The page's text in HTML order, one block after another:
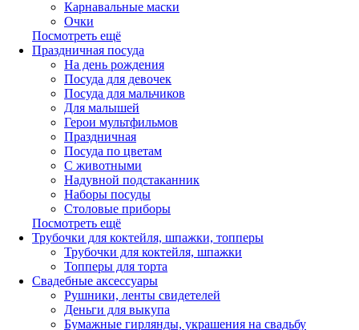
Карнавальные маски
Очки
Посмотреть ещё
Праздничная посуда
На день рождения
Посуда для девочек
Посуда для мальчиков
Для малышей
Герои мультфильмов
Праздничная
Посуда по цветам
С животными
Надувной подстаканник
Наборы посуды
Столовые приборы
Посмотреть ещё
Трубочки для коктейля, шпажки, топперы
Трубочки для коктейля, шпажки
Топперы для торта
Свадебные аксессуары
Рушники, ленты свидетелей
Деньги для выкупа
Бумажные гирлянды, украшения на свадьбу